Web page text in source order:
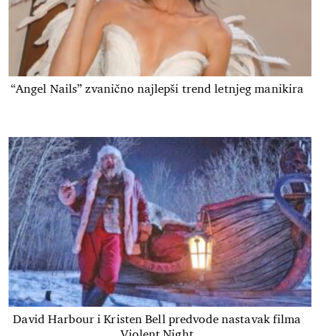
“Angel Nails” zvanično najlepši trend letnjeg manikira
David Harbour i Kristen Bell predvode nastavak filma